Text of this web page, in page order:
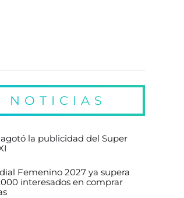
NOTICIAS
la publicidad del Super
Femenino 2027 ya supera
interesados en comprar